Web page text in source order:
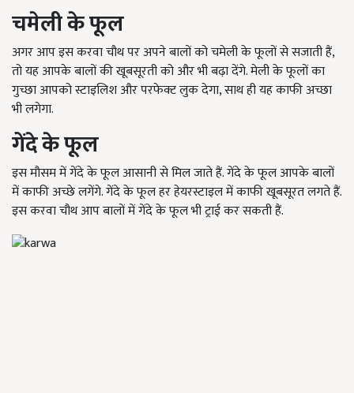
चमेली के फूल
अगर आप इस करवा चौथ पर अपने बालों को चमेली के फूलों से सजाती हैं,
तो यह आपके बालों की खूबसूरती को और भी बढ़ा देंगे. मेली के फूलों का
गुच्छा आपको स्टाइलिश और परफेक्ट लुक देगा,साथ ही यह काफी अच्छा
भी लगेगा.
गेंदे के फूल
इस मौसम में गेंदे के फूल आसानी से मिल जाते हैं.गेंदे के फूल आपके बालों
में काफी अच्छे लगेंगे.गेंदे के फूल हर हेयरस्टाइल में काफी खूबसूरत लगते हैं.
इस करवा चौथ आप बालों में गेंदे के फूल भी ट्राई कर सकती हैं.